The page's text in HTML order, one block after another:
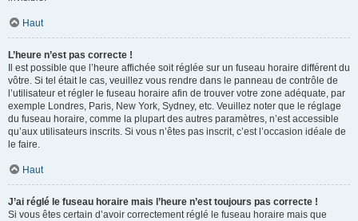
Haut
L’heure n’est pas correcte !
Il est possible que l’heure affichée soit réglée sur un fuseau horaire différent du
vôtre. Si tel était le cas, veuillez vous rendre dans le panneau de contrôle de
l’utilisateur et régler le fuseau horaire afin de trouver votre zone adéquate, par
exemple Londres, Paris, New York, Sydney, etc. Veuillez noter que le réglage
du fuseau horaire, comme la plupart des autres paramètres, n’est accessible
qu’aux utilisateurs inscrits. Si vous n’êtes pas inscrit, c’est l’occasion idéale de
le faire.
Haut
J’ai réglé le fuseau horaire mais l’heure n’est toujours pas correcte !
Si vous êtes certain d’avoir correctement réglé le fuseau horaire mais que